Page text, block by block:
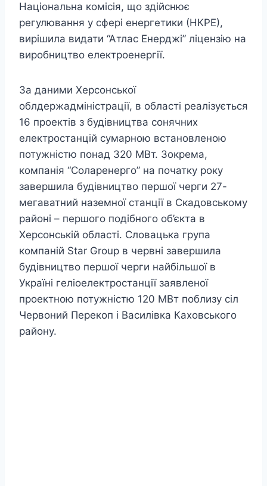
Національна комісія, що здійснює
регулювання у сфері енергетики (НКРЕ),
вирішила видати “Атлас Енерджі” ліцензію на
виробництво електроенергії.
За даними Херсонської
облдержадміністрації, в області реалізується
16 проектів з будівництва сонячних
електростанцій сумарною встановленою
потужністю понад 320 МВт. Зокрема,
компанія “Соларенерго” на початку року
завершила будівництво першої черги 27-
мегаватний наземної станції в Скадовському
районі – першого подібного об’єкта в
Херсонській області. Словацька група
компаній Star Group в червні завершила
будівництво першої черги найбільшої в
Україні геліоелектростанції заявленої
проектною потужністю 120 МВт поблизу сіл
Червоний Перекоп і Василівка Каховського
району.